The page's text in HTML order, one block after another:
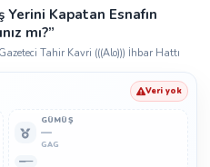
Yerini Kapatan Esnafın
mı?”
Gazeteci Tahir Kavri (((Alo))) İhbar Hattı
Veri yok
GÜMÜŞ
—
GAG
—